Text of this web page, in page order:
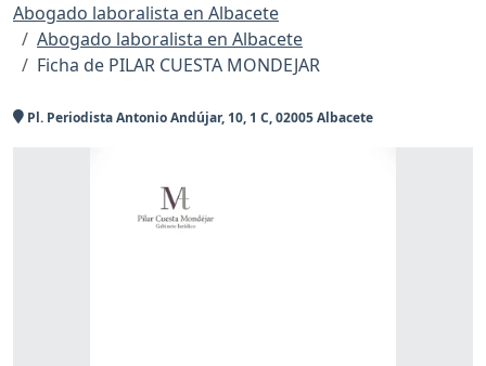
Abogado laboralista en Albacete
Abogado laboralista en Albacete
Ficha de PILAR CUESTA MONDEJAR
Pl. Periodista Antonio Andújar, 10, 1 C, 02005 Albacete